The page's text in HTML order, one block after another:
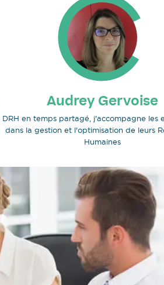
Audrey Gervoise
DRH en temps partagé, j'accompagne les
dans la gestion et l'optimisation de leurs
Humaines